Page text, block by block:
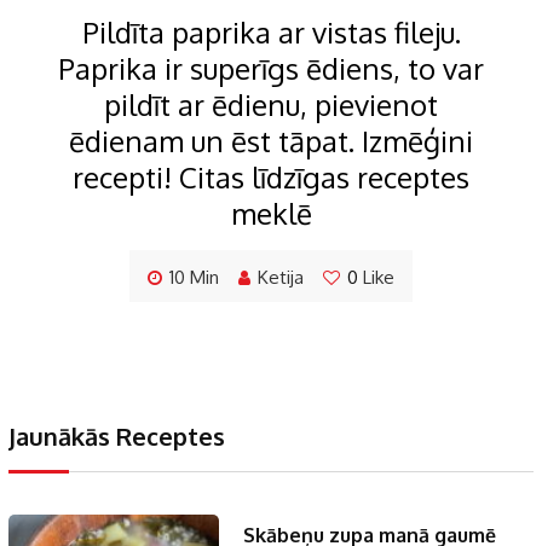
Pildīta paprika ar vistas fileju.
Paprika ir superīgs ēdiens, to var
pildīt ar ēdienu, pievienot
ēdienam un ēst tāpat. Izmēģini
recepti! Citas līdzīgas receptes
meklē
10 Min Ketija 0 Like
Jaunākās Receptes
Skābeņu zupa manā gaumē